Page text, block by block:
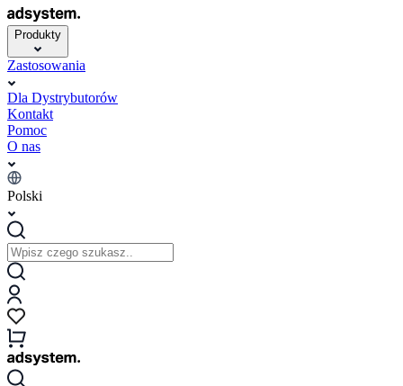
Produkty
Zastosowania
Dla Dystrybutorów
Kontakt
Pomoc
O nas
Polski